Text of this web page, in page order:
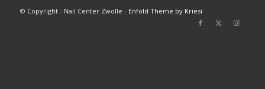
© Copyright - Nail Center Zwolle - Enfold Theme by Kriesi